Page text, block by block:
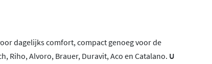
dagelijks comfort, compact genoeg voor de
Riho, Alvoro, Brauer, Duravit, Aco en Catalano. U